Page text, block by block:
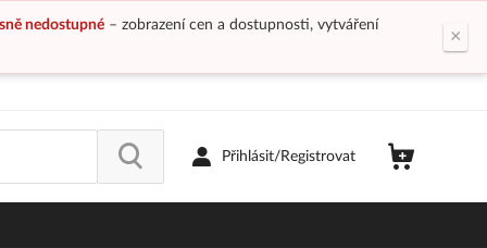
nedostupné– zobrazení cen a dostupnosti, vytváření
×
Přihlásit/Registrovat